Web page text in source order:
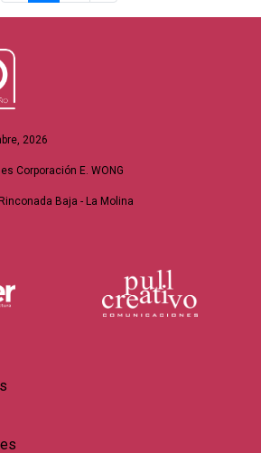
2026
Corporación E. WONG
Baja - La Molina